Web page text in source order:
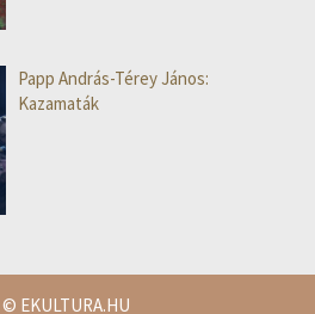
Papp András-Térey János:
Kazamaták
© EKULTURA.HU